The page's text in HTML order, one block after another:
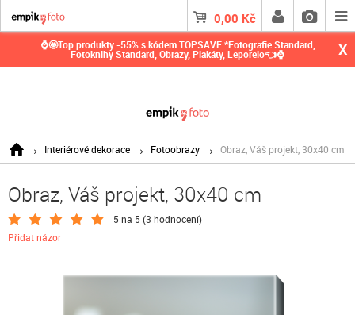
⌚🤩Top produkty -55% s kódem TOPSAVE *Fotografie Standard,
Fotoknihy Standard, Obrazy, Plakáty, Leporelo👈⌚ X
0,00 Kč
Interiérové dekorace Fotoobrazy Obraz, Váš projekt, 30x40 cm
Obraz, Váš projekt, 30x40 cm
5 na 5 (3 hodnocení)
Přidat názor